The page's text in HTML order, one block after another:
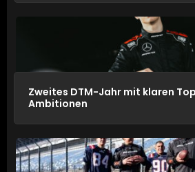
Zweites DTM-Jahr mit klaren
Ambitionen